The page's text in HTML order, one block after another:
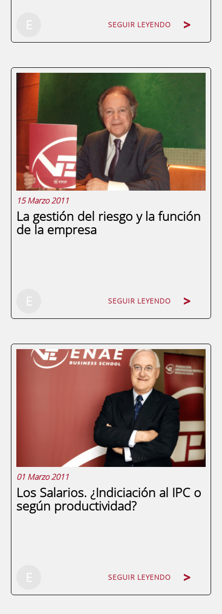
E SEGUIR LEYENDO
por Antonio Ángel Pérez Ballester, profesor
de los programas Máster en Dirección de
Personal y Recursos Humanos, MBA Full
Time en Dirección de Empresas y Curso de
Experto en Logística de ENAE Business
School, y socio-director de ...
15 Marzo 2011
La gestión del riesgo y la función
de la empresa
E SEGUIR LEYENDO
Por Gonzalo Fernández Isla, asesor y
consultor en Control y Gestión de Riesgos y
Seguros, economista y vocal de la Junta
Directiva de la Asociación Española de
Gerencia de Riesgos y Seguros (AGERS),
además de ser adjunto a la Dirección y CRO
01 Marzo 2011
Los Salarios. ¿Indiciación al IPC o
según productividad?
E SEGUIR LEYENDO